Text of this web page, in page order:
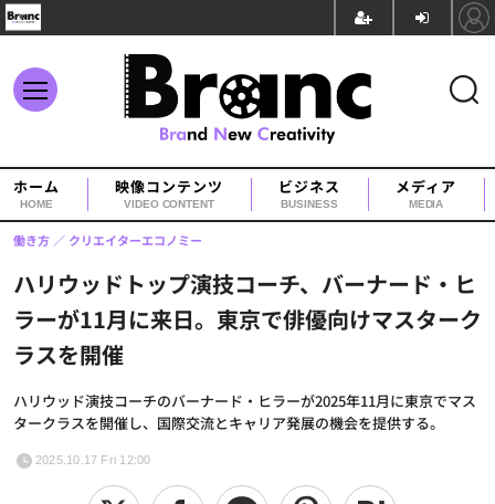
ホーム
HOME
映像コンテンツ
VIDEO CONTENT
ビジネス
BUSINESS
メディア
MEDIA
ハリウッドトップ演技コーチ、バーナード・ヒ
ラーが11月に来日。東京で俳優向けマスターク
ラスを開催
ハリウッド演技コーチのバーナード・ヒラーが2025年11月に東京でマス
タークラスを開催し、国際交流とキャリア発展の機会を提供する。
働き方 クリエイターエコノミー
2025.10.17 Fri 12:00